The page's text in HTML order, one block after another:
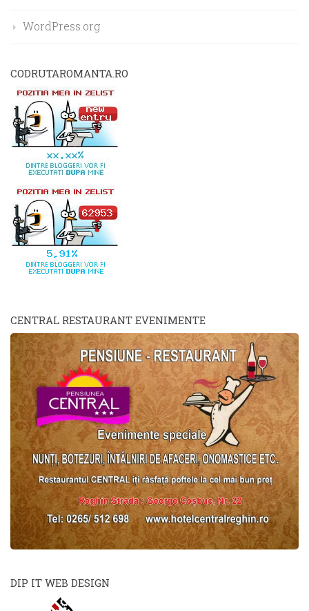
WordPress.org
CODRUTAROMANTA.RO
CENTRAL RESTAURANT EVENIMENTE
DIP IT WEB DESIGN